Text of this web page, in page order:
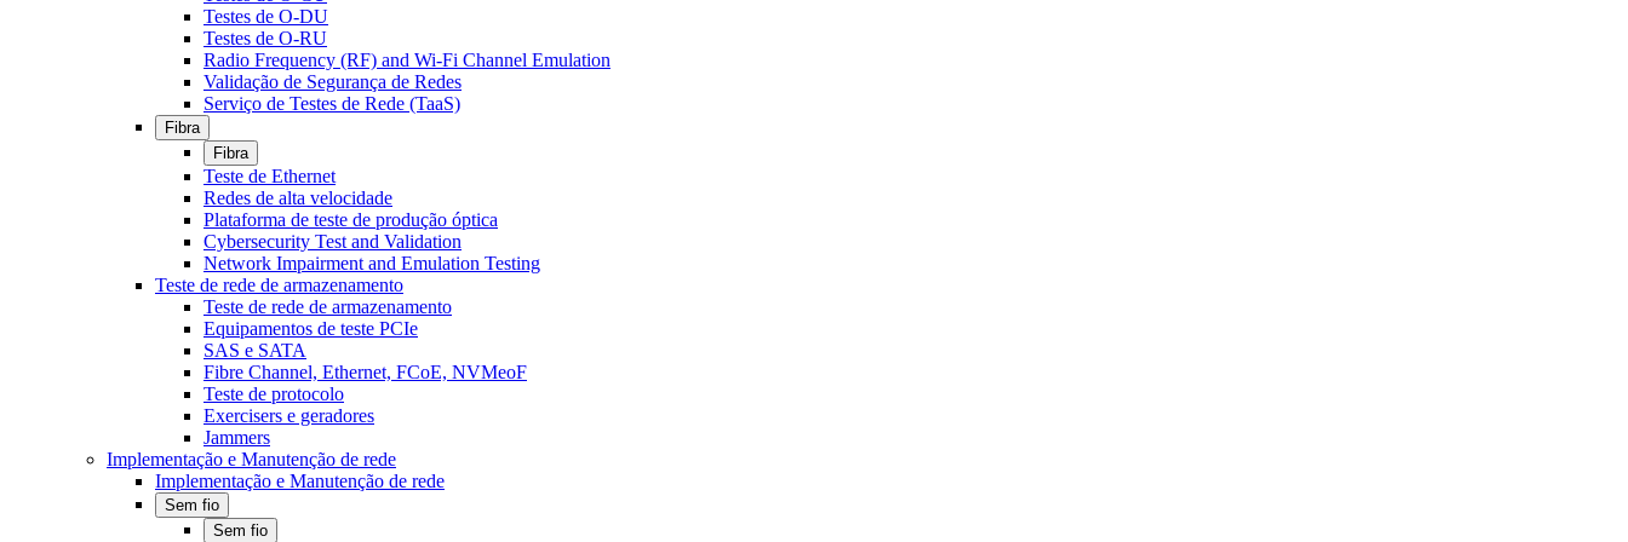
Testes de O-DU
Testes de O-RU
Radio Frequency (RF) and Wi-Fi Channel Emulation
Validação de Segurança de Redes
Serviço de Testes de Rede (TaaS)
Fibra
Fibra
Teste de Ethernet
Redes de alta velocidade
Plataforma de teste de produção óptica
Cybersecurity Test and Validation
Network Impairment and Emulation Testing
Teste de rede de armazenamento
Teste de rede de armazenamento
Equipamentos de teste PCIe
SAS e SATA
Fibre Channel, Ethernet, FCoE, NVMeoF
Teste de protocolo
Exercisers e geradores
Jammers
Implementação e Manutenção de rede
Implementação e Manutenção de rede
Sem fio
Sem fio